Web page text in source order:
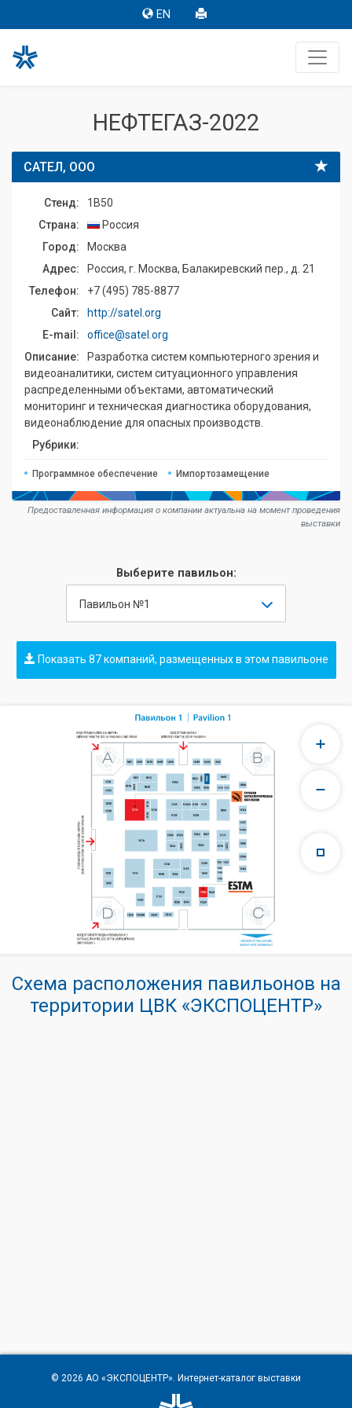
EN
НЕФТЕГАЗ-2022
САТЕЛ, ООО
Стенд:
1B50
Страна:
Россия
Город:
Москва
Адрес:
Россия, г. Москва, Балакиревский пер., д. 21
Телефон:
+7 (495) 785-8877
Сайт:
http://satel.org
E-mail:
office@satel.org
Описание:
Разработка систем компьютерного зрения и
видеоаналитики, систем ситуационного управления
распределенными объектами, автоматический
мониторинг и техническая диагностика оборудования,
видеонаблюдение для опасных производств.
Рубрики:
Программное обеспечение Импортозамещение
Предоставленная информация о компании актуальна на момент проведения
выставки
Выберите павильон:
Павильон №1
Показать 87 компаний, размещенных в этом павильоне
Схема расположения павильонов на
территории ЦВК «ЭКСПОЦЕНТР»
© 2026 АО «ЭКСПОЦЕНТР». Интернет-каталог выставки